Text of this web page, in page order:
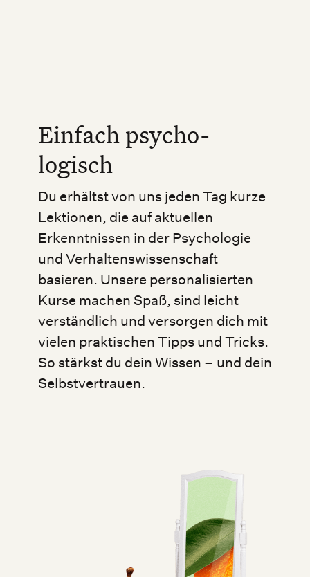
Einfach psycho-
logisch
Du erhältst von uns jeden Tag kurze
Lektionen, die auf aktuellen
Erkenntnissen in der Psychologie
und Verhaltenswissenschaft
basieren. Unsere personalisierten
Kurse machen Spaß, sind leicht
verständlich und versorgen dich mit
vielen praktischen Tipps und Tricks.
So stärkst du dein Wissen – und dein
Selbstvertrauen.